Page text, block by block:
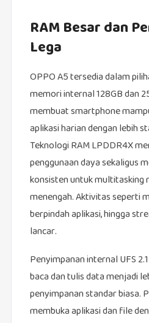
RAM Besar dan
Lega
OPPO A5 tersedia dalam
memori internal 128GB dan
membuat smartphone
aplikasi harian dengan lebih
Teknologi RAM LPDDR4X
penggunaan daya sekaligus
konsisten untuk multitasking
menengah. Aktivitas seperti
berpindah aplikasi, hingga
lancar.
Penyimpanan internal UFS
baca dan tulis data menjadi
penyimpanan standar biasa.
membuka aplikasi dan file